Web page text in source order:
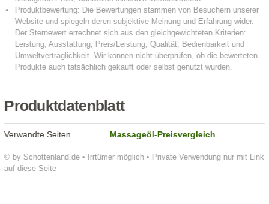
Produktdatenblatt
© by Schottenland.de • Irrtümer möglich • Private Verwendung nur mit Link
auf diese Seite
Verwandte Seiten Massageöl-Preisvergleich